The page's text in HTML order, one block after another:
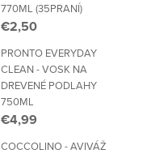
770ML (35PRANÍ)
€2,50
PRONTO EVERYDAY
CLEAN - VOSK NA
DREVENÉ PODLAHY
750ML
€4,99
COCCOLINO - AVIVÁŽ